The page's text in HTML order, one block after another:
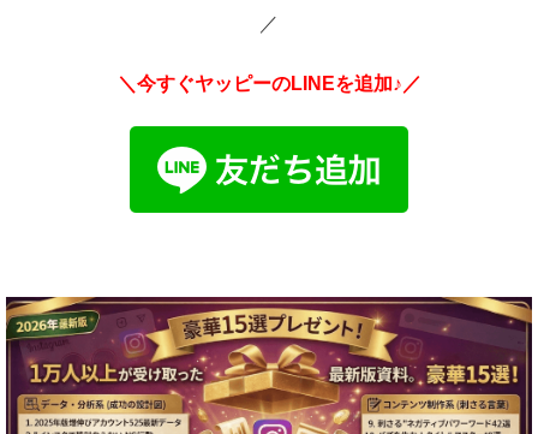
／
＼今すぐヤッピーのLINEを追加♪／